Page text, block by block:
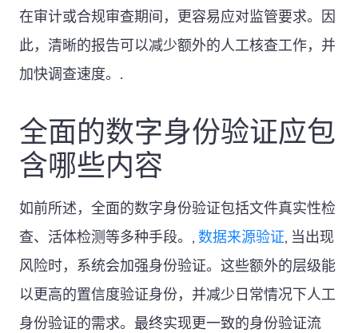
在审计或合规审查期间，更容易应对监管要求。因
此，清晰的报告可以减少额外的人工核查工作，并
加快调查速度。.
全面的数字身份验证应包
含哪些内容
如前所述，全面的数字身份验证包括文件真实性检
查、活体检测等多种手段。, 数据来源验证, 当出现
风险时，系统会加强身份验证。这些额外的层级能
以更高的置信度验证身份，并减少日常情况下人工
身份验证的需求。最终实现更一致的身份验证流